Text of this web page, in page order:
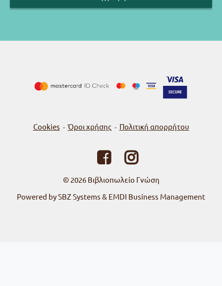
Cookies - Όροι χρήσης - Πολιτική απορρήτου
© 2026 Βιβλιοπωλείο Γνώση
Powered by SBZ Systems & EMDI Business Management